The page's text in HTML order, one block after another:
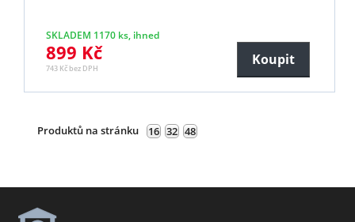
SKLADEM 1170 ks, ihned
899 Kč
743 Kč bez DPH
Koupit
Produktů na stránku 16 32 48